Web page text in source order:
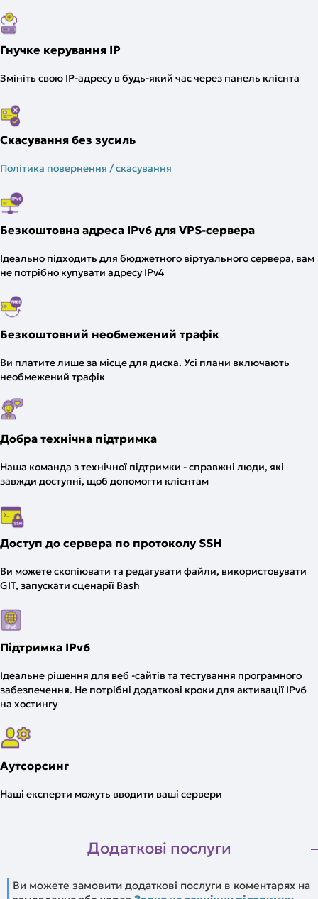
Гнучке керування IP
Змініть свою IP-адресу в будь-який час через панель клієнта
Скасування без зусиль
Політика повернення / скасування
Безкоштовна адреса IPv6 для VPS-сервера
Ідеально підходить для бюджетного віртуального сервера, вам
не потрібно купувати адресу IPv4
Безкоштовний необмежений трафік
Ви платите лише за місце для диска. Усі плани включають
необмежений трафік
Добра технічна підтримка
Наша команда з технічної підтримки - справжні люди, які
завжди доступні, щоб допомогти клієнтам
Доступ до сервера по протоколу SSH
Ви можете скопіювати та редагувати файли, використовувати
GIT, запускати сценарії Bash
Підтримка IPv6
Ідеальне рішення для веб -сайтів та тестування програмного
забезпечення. Не потрібні додаткові кроки для активації IPv6
на хостингу
Аутсорсинг
Наші експерти можуть вводити ваші сервери
Додаткові послуги
Ви можете замовити додаткові послуги в коментарях на